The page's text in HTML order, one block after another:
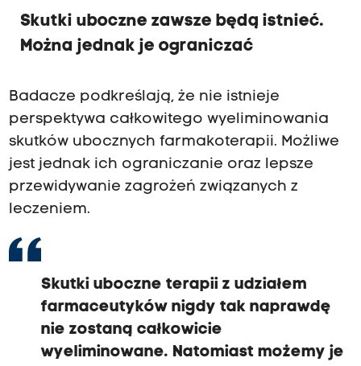
Skutki uboczne zawsze będą istnieć.
Można jednak je ograniczać
Badacze podkreślają, że nie istnieje
perspektywa całkowitego wyeliminowania
skutków ubocznych farmakoterapii. Możliwe
jest jednak ich ograniczanie oraz lepsze
przewidywanie zagrożeń związanych z
leczeniem.
Skutki uboczne terapii z udziałem
farmaceutyków nigdy tak naprawdę
nie zostaną całkowicie
wyeliminowane. Natomiast możemy je